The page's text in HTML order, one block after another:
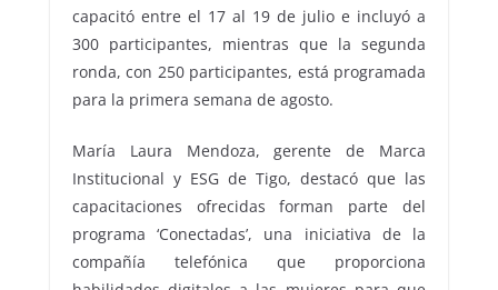
capacitó entre el 17 al 19 de julio e incluyó a
300 participantes, mientras que la segunda
ronda, con 250 participantes, está programada
para la primera semana de agosto.
María Laura Mendoza, gerente de Marca
Institucional y ESG de Tigo, destacó que las
capacitaciones ofrecidas forman parte del
programa ‘Conectadas’, una iniciativa de la
compañía telefónica que proporciona